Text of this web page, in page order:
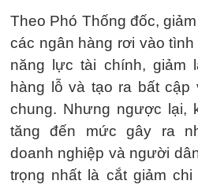
Theo Phó Thống đốc,
các ngân hàng rơi vào
năng lực tài chính, giảm
hàng lỗ và tạo ra bất
chung. Nhưng ngược lại,
tăng đến mức gây ra
doanh nghiệp và người
trọng nhất là cắt giảm